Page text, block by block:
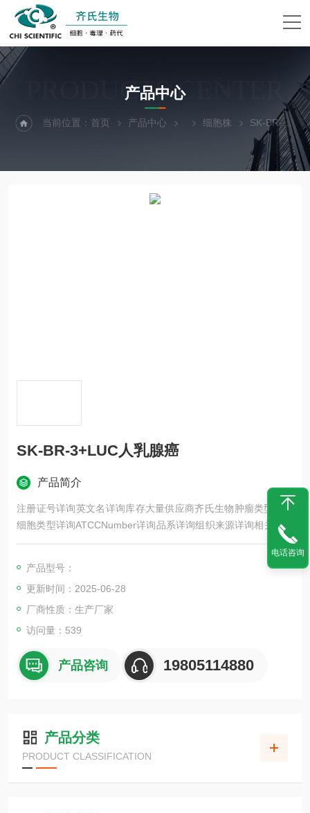
PRODUCTS CENTER
产品中心
当前位置：首页 产品中心 细胞株 SK-BR-3+LUC人乳腺癌
SK-BR-3+LUC人乳腺癌
产品简介
注册证号详询英文名详询库存大量供应商齐氏生物肿瘤类型详询
细胞类型详询ATCCNumber详询品系详询组织来源详询相关疾病
详询物种来源详询免疫类型详询细胞形态详询是否是肿瘤细胞详
询器官来源详询运输方式详询年限详询生长状态详询规格T25m2
发货客户可根据自身科研项目的需要选择不同类型的细胞培养瓶
和相应的细胞密度
产品型号：
更新时间：2025-06-28
厂商性质：生产厂家
访问量：539
产品咨询 19805114880
产品分类
PRODUCT CLASSIFICATION
电话咨询